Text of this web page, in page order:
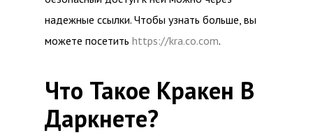
надежные ссылки. Чтобы узнать больше, вы
можете посетить https://kra.co.com.
Что Такое Кракен В
Даркнете?